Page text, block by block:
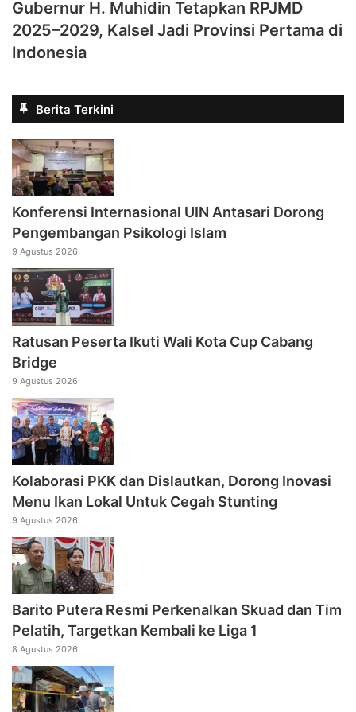
Gubernur H. Muhidin Tetapkan RPJMD
2025–2029, Kalsel Jadi Provinsi Pertama di
Indonesia
Berita Terkini
Konferensi Internasional UIN Antasari Dorong
Pengembangan Psikologi Islam
9 Agustus 2026
Ratusan Peserta Ikuti Wali Kota Cup Cabang
Bridge
9 Agustus 2026
Kolaborasi PKK dan Dislautkan, Dorong Inovasi
Menu Ikan Lokal Untuk Cegah Stunting
9 Agustus 2026
Barito Putera Resmi Perkenalkan Skuad dan Tim
Pelatih, Targetkan Kembali ke Liga 1
8 Agustus 2026